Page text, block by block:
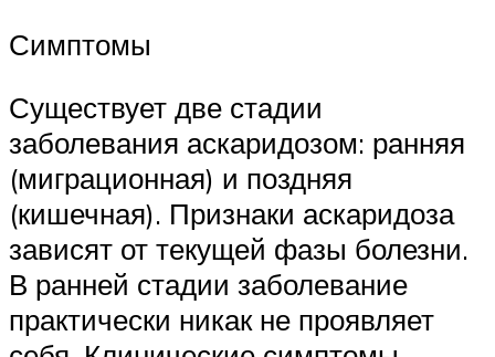
Симптомы
Существует две стадии
заболевания аскаридозом: ранняя
(миграционная) и поздняя
(кишечная). Признаки аскаридоза
зависят от текущей фазы болезни.
В ранней стадии заболевание
практически никак не проявляет